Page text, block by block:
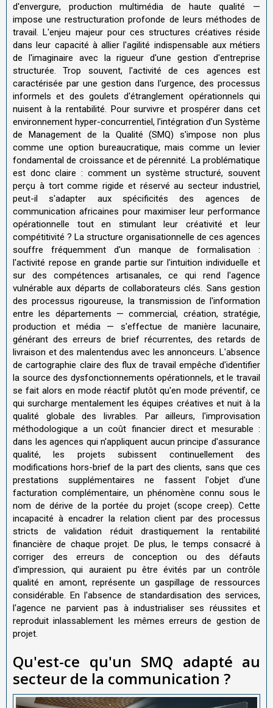
d'envergure, production multimédia de haute qualité —
impose une restructuration profonde de leurs méthodes de
travail. L'enjeu majeur pour ces structures créatives réside
dans leur capacité à allier l'agilité indispensable aux métiers
de l'imaginaire avec la rigueur d'une gestion d'entreprise
structurée. Trop souvent, l'activité de ces agences est
caractérisée par une gestion dans l'urgence, des processus
informels et des goulets d'étranglement opérationnels qui
nuisent à la rentabilité. Pour survivre et prospérer dans cet
environnement hyper-concurrentiel, l'intégration d'un Système
de Management de la Qualité (SMQ) s'impose non plus
comme une option bureaucratique, mais comme un levier
fondamental de croissance et de pérennité. La problématique
est donc claire : comment un système structuré, souvent
perçu à tort comme rigide et réservé au secteur industriel,
peut-il s'adapter aux spécificités des agences de
communication africaines pour maximiser leur performance
opérationnelle tout en stimulant leur créativité et leur
compétitivité ? La structure organisationnelle de ces agences
souffre fréquemment d'un manque de formalisation :
l'activité repose en grande partie sur l'intuition individuelle et
sur des compétences artisanales, ce qui rend l'agence
vulnérable aux départs de collaborateurs clés. Sans gestion
des processus rigoureuse, la transmission de l'information
entre les départements — commercial, création, stratégie,
production et média — s'effectue de manière lacunaire,
générant des erreurs de brief récurrentes, des retards de
livraison et des malentendus avec les annonceurs. L'absence
de cartographie claire des flux de travail empêche d'identifier
la source des dysfonctionnements opérationnels, et le travail
se fait alors en mode réactif plutôt qu'en mode préventif, ce
qui surcharge mentalement les équipes créatives et nuit à la
qualité globale des livrables. Par ailleurs, l'improvisation
méthodologique a un coût financier direct et mesurable :
dans les agences qui n'appliquent aucun principe d'assurance
qualité, les projets subissent continuellement des
modifications hors-brief de la part des clients, sans que ces
prestations supplémentaires ne fassent l'objet d'une
facturation complémentaire, un phénomène connu sous le
nom de dérive de la portée du projet (scope creep). Cette
incapacité à encadrer la relation client par des processus
stricts de validation réduit drastiquement la rentabilité
financière de chaque projet. De plus, le temps consacré à
corriger des erreurs de conception ou des défauts
d'impression, qui auraient pu être évités par un contrôle
qualité en amont, représente un gaspillage de ressources
considérable. En l'absence de standardisation des services,
l'agence ne parvient pas à industrialiser ses réussites et
reproduit inlassablement les mêmes erreurs de gestion de
projet.
Qu'est-ce qu'un SMQ adapté au
secteur de la communication ?